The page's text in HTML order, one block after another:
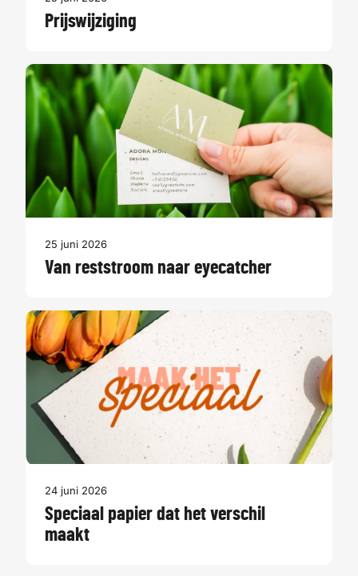
Prijswijziging
25 juni 2026
Van reststroom naar eyecatcher
24 juni 2026
Speciaal papier dat het verschil
maakt